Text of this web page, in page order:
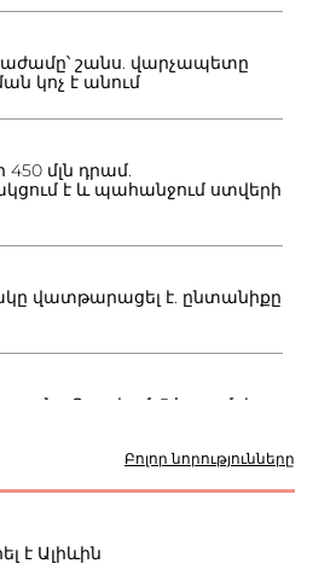
Բոլոր նորությունները
է Ալիևին
շանս. վարչապետը
կոչ է անում
450 մլն դրամ.
է և պահանջում ստվերի
վատթարացել է. ընտանիքը
Բաքվում. 5 հայ ըմբիշ